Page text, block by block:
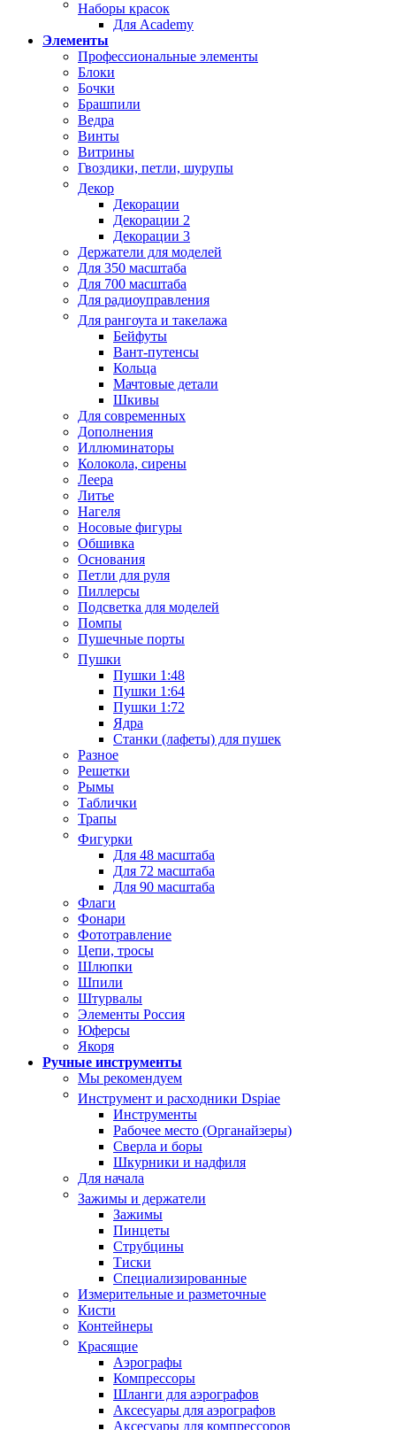
Наборы красок
Для Academy
Элементы
Профессиональные элементы
Блоки
Бочки
Брашпили
Ведра
Винты
Витрины
Гвоздики, петли, шурупы
Декор
Декорации
Декорации 2
Декорации 3
Держатели для моделей
Для 350 масштаба
Для 700 масштаба
Для радиоуправления
Для рангоута и такелажа
Бейфуты
Вант-путенсы
Кольца
Мачтовые детали
Шкивы
Для современных
Дополнения
Иллюминаторы
Колокола, сирены
Леера
Литье
Нагеля
Носовые фигуры
Обшивка
Основания
Петли для руля
Пиллерсы
Подсветка для моделей
Помпы
Пушечные порты
Пушки
Пушки 1:48
Пушки 1:64
Пушки 1:72
Ядра
Станки (лафеты) для пушек
Разное
Решетки
Рымы
Таблички
Трапы
Фигурки
Для 48 масштаба
Для 72 масштаба
Для 90 масштаба
Флаги
Фонари
Фототравление
Цепи, тросы
Шлюпки
Шпили
Штурвалы
Элементы Россия
Юферсы
Якоря
Ручные инструменты
Мы рекомендуем
Инструмент и расходники Dspiae
Инструменты
Рабочее место (Органайзеры)
Сверла и боры
Шкурники и надфиля
Для начала
Зажимы и держатели
Зажимы
Пинцеты
Струбцины
Тиски
Специализированные
Измерительные и разметочные
Кисти
Контейнеры
Красящие
Аэрографы
Компрессоры
Шланги для аэрографов
Аксесуары для аэрографов
Аксесуары для компрессоров